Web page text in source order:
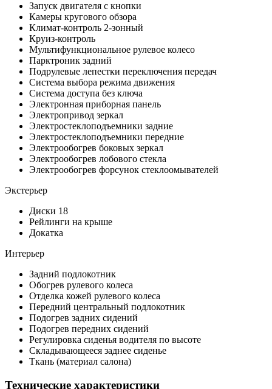
Запуск двигателя с кнопки
Камеры кругового обзора
Климат-контроль 2-зонный
Круиз-контроль
Мультифункциональное рулевое колесо
Парктроник задний
Подрулевые лепестки переключения передач
Система выбора режима движения
Система доступа без ключа
Электронная приборная панель
Электропривод зеркал
Электростеклоподъемники задние
Электростеклоподъемники передние
Электрообогрев боковых зеркал
Электрообогрев лобового стекла
Электрообогрев форсунок стеклоомывателей
Экстерьер
Диски 18
Рейлинги на крыше
Докатка
Интерьер
Задний подлокотник
Обогрев рулевого колеса
Отделка кожей рулевого колеса
Передний центральный подлокотник
Подогрев задних сидений
Подогрев передних сидений
Регулировка сиденья водителя по высоте
Складывающееся заднее сиденье
Ткань (материал салона)
Технические характеристики